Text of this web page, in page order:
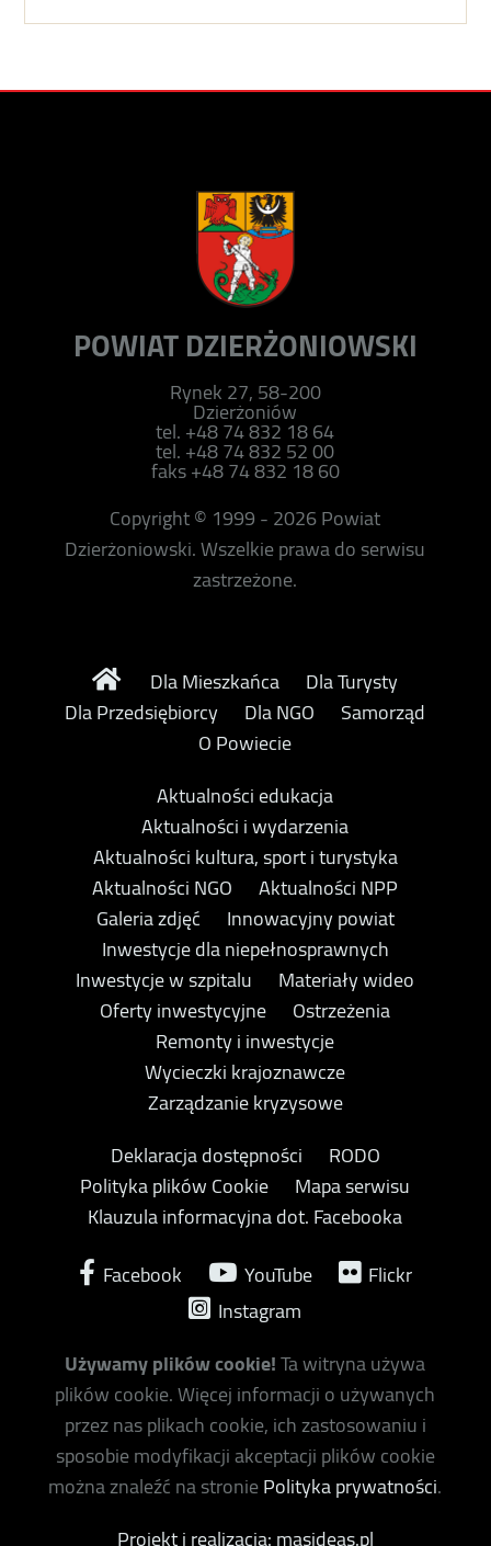
POWIAT DZIERŻONIOWSKI
Rynek 27, 58-200
Dzierżoniów
tel. +48 74 832 18 64
tel. +48 74 832 52 00
faks +48 74 832 18 60
Copyright © 1999 - 2026 Powiat
Dzierżoniowski. Wszelkie prawa do serwisu
zastrzeżone.
Dla Mieszkańca
Dla Turysty
Dla Przedsiębiorcy
Dla NGO
Samorząd
O Powiecie
Aktualności edukacja
Aktualności i wydarzenia
Aktualności kultura, sport i turystyka
Aktualności NGO
Aktualności NPP
Galeria zdjęć
Innowacyjny powiat
Inwestycje dla niepełnosprawnych
Inwestycje w szpitalu
Materiały wideo
Oferty inwestycyjne
Ostrzeżenia
Remonty i inwestycje
Wycieczki krajoznawcze
Zarządzanie kryzysowe
Deklaracja dostępności
RODO
Polityka plików Cookie
Mapa serwisu
Klauzula informacyjna dot. Facebooka
Facebook
YouTube
Flickr
Instagram
Używamy plików cookie!Ta witryna używa
plików cookie. Więcej informacji o używanych
przez nas plikach cookie, ich zastosowaniu i
sposobie modyfikacji akceptacji plików cookie
można znaleźć na stroniePolityka prywatności.
Projekt i realizacja: masideas.pl